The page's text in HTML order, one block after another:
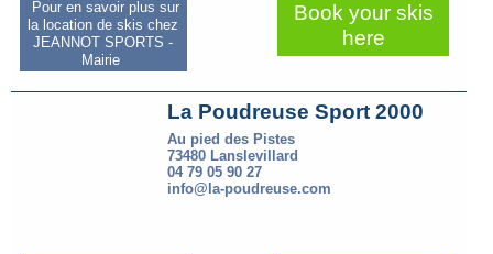
Pour en savoir plus sur
la location de skis chez
JEANNOT SPORTS -
Mairie
Book your skis
here
La Poudreuse Sport 2000
Au pied des Pistes
73480 Lanslevillard
04 79 05 90 27
info@la-poudreuse.com